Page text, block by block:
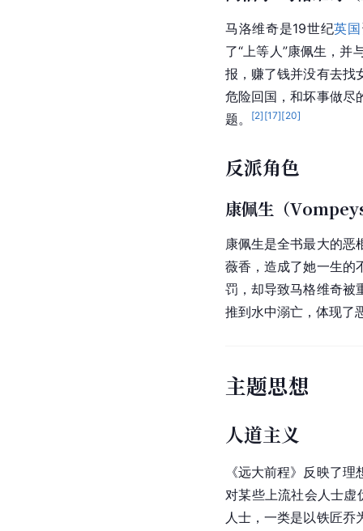
马洛维奇是19世纪英国
了“上等人”康佩生，
报，赚了钱并没有去找
危险回国，和坏事做尽
题。
[2] [17][20]
反派角色
康佩生（
康佩生是全书最大的恶
薇香，造成了她一生的
罚 ，却导致马格维奇
推到水中溺亡，体现了
主题思想
人道主义
《远大前程》反映了理
对某些上流社会人士虚
人士，一类是以铁匠乔